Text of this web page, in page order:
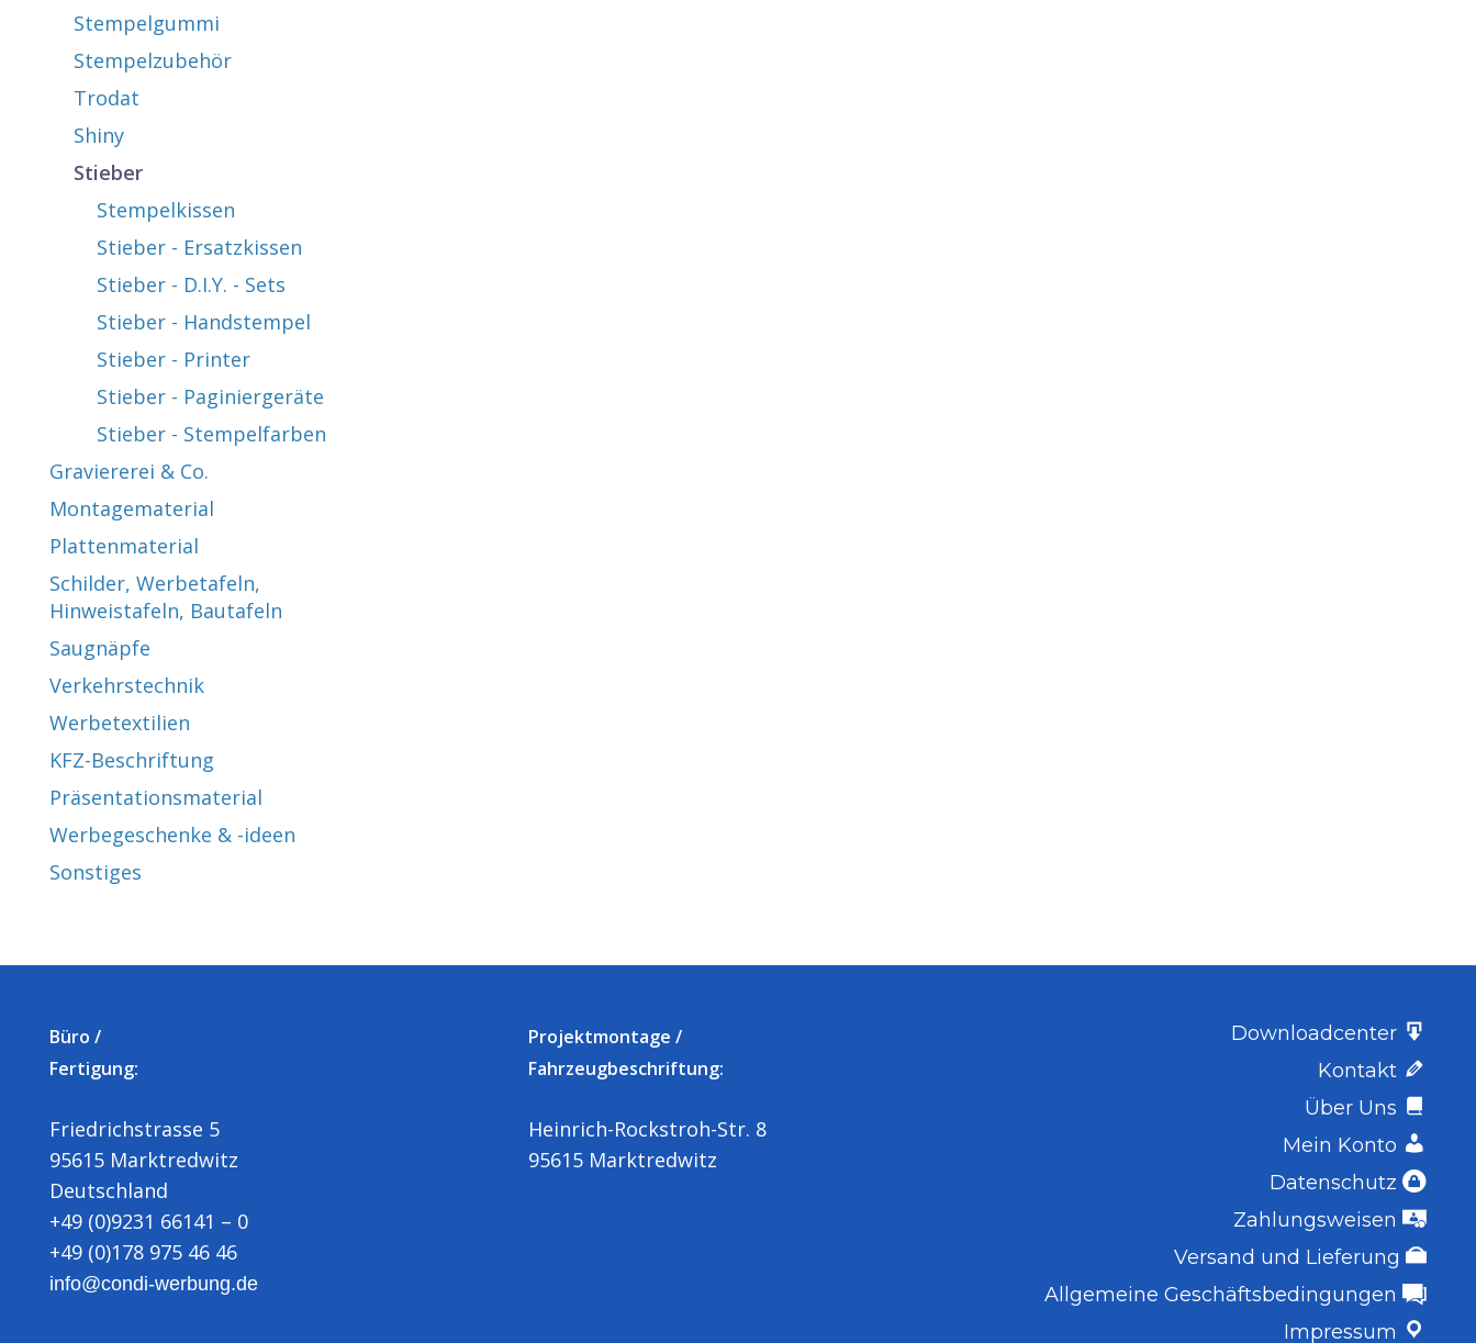
Stempelgummi
Stempelzubehör
Trodat
Shiny
Stieber
Stempelkissen
Stieber - Ersatzkissen
Stieber - D.I.Y. - Sets
Stieber - Handstempel
Stieber - Printer
Stieber - Paginiergeräte
Stieber - Stempelfarben
Graviererei & Co.
Montagematerial
Plattenmaterial
Schilder, Werbetafeln,
Hinweistafeln, Bautafeln
Saugnäpfe
Verkehrstechnik
Werbetextilien
KFZ-Beschriftung
Präsentationsmaterial
Werbegeschenke & -ideen
Sonstiges
Büro /
Fertigung:
Friedrichstrasse 5
95615 Marktredwitz
Deutschland
+49 (0)9231 66141 – 0
+49 (0)178 975 46 46
info@condi-werbung.de
Projektmontage /
Fahrzeugbeschriftung:
Heinrich-Rockstroh-Str. 8
95615 Marktredwitz
Downloadcenter
Kontakt
Über Uns
Mein Konto
Datenschutz
Zahlungsweisen
Versand und Lieferung
Allgemeine Geschäftsbedingungen
Impressum